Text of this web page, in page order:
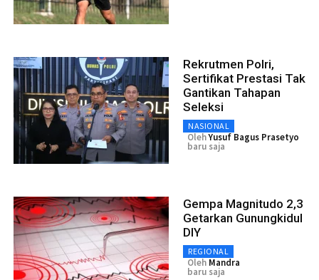
Rekrutmen Polri,
Sertifikat Prestasi Tak
Gantikan Tahapan
Seleksi
NASIONAL
OlehYusuf Bagus Prasetyo
baru saja
Gempa Magnitudo 2,3
Getarkan Gunungkidul
DIY
REGIONAL
Oleh Mandra
baru saja